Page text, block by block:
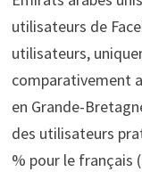
utilisateurs de
utilisateurs,
comparativement
en Grande-
des utilisateurs
% pour le français